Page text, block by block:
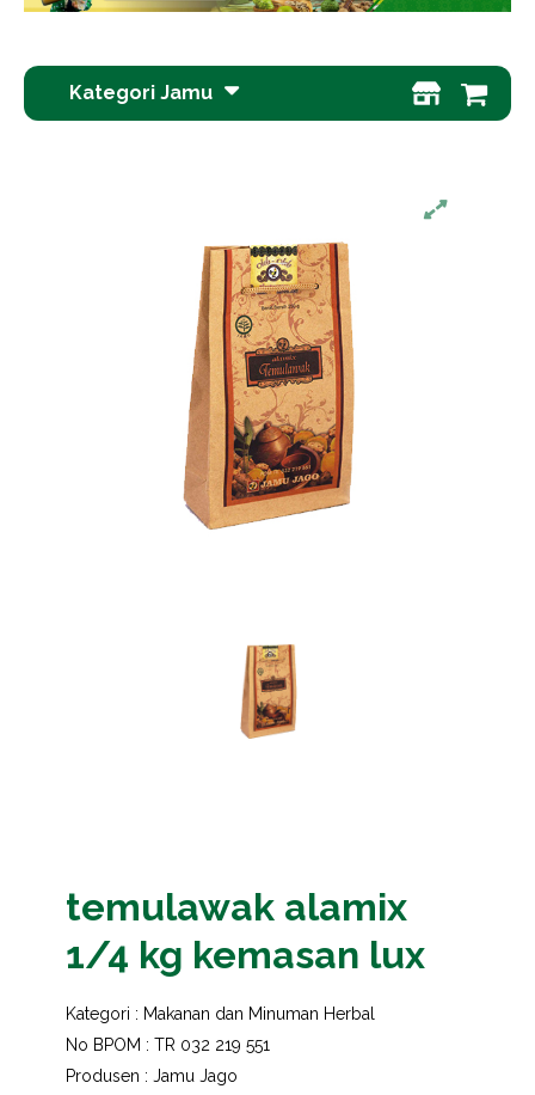
Kategori Jamu
temulawak alamix
1/4 kg kemasan lux
Kategori : Makanan dan Minuman Herbal
No BPOM : TR 032 219 551
Produsen : Jamu Jago